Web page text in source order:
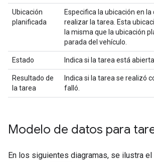
Ubicación
planificada
Especifica la ubicación en la
realizar la tarea. Esta
la misma que la ubicación
parada del vehículo.
Estado Indica si la tarea está
Resultado de
la tarea
Indica si la tarea se realizó
falló.
Modelo de datos para
En los siguientes diagramas, se ilustra